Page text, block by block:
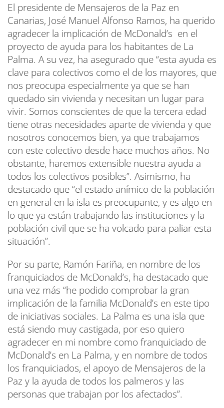
El presidente de Mensajeros de la Paz en
Canarias, José Manuel Alfonso Ramos, ha querido
agradecer la implicación de McDonald’s en el
proyecto de ayuda para los habitantes de La
Palma. A su vez, ha asegurado que “esta ayuda es
clave para colectivos como el de los mayores, que
nos preocupa especialmente ya que se han
quedado sin vivienda y necesitan un lugar para
vivir. Somos conscientes de que la tercera edad
tiene otras necesidades aparte de vivienda y que
nosotros conocemos bien, ya que trabajamos
con este colectivo desde hace muchos años. No
obstante, haremos extensible nuestra ayuda a
todos los colectivos posibles”. Asimismo, ha
destacado que “el estado anímico de la población
en general en la isla es preocupante, y es algo en
lo que ya están trabajando las instituciones y la
población civil que se ha volcado para paliar esta
situación”.
Por su parte, Ramón Fariña, en nombre de los
franquiciados de McDonald’s, ha destacado que
una vez más “he podido comprobar la gran
implicación de la familia McDonald’s en este tipo
de iniciativas sociales. La Palma es una isla que
está siendo muy castigada, por eso quiero
agradecer en mi nombre como franquiciado de
McDonald’s en La Palma, y en nombre de todos
los franquiciados, el apoyo de Mensajeros de la
Paz y la ayuda de todos los palmeros y las
personas que trabajan por los afectados”.